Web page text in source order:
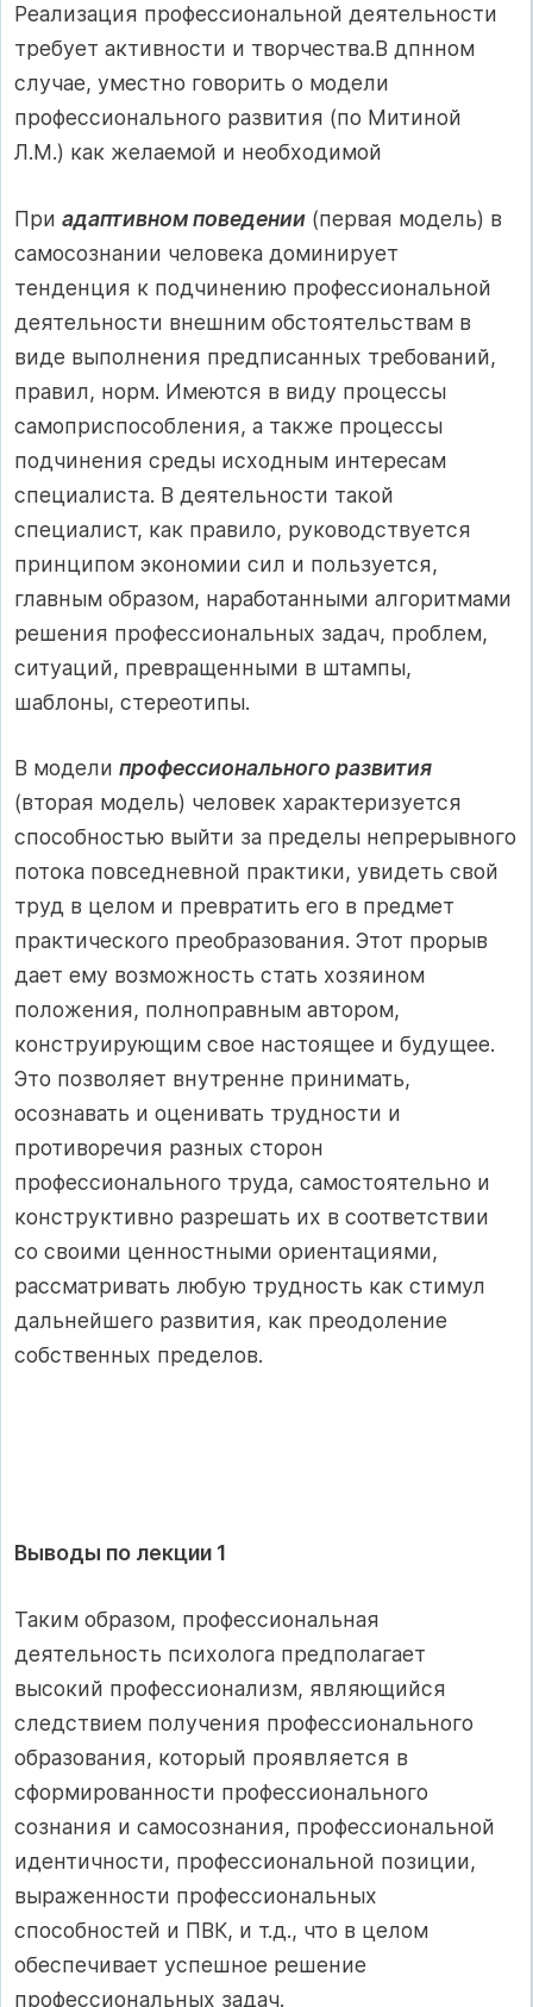
Реализация профессиональной деятельности
требует активности и творчества.В дпнном
случае, уместно говорить о модели
профессионального развития (по Митиной
Л.М.) как желаемой и необходимой
При адаптивном поведении (первая модель) в
самосознании человека доминирует
тенденция к подчинению профессиональной
деятельности внешним обстоятельствам в
виде выполнения предписанных требований,
правил, норм. Имеются в виду процессы
самоприспособления, а также процессы
подчинения среды исходным интересам
специалиста. В деятельности такой
специалист, как правило, руководствуется
принципом экономии сил и пользуется,
главным образом, наработанными алгоритмами
решения профессиональных задач, проблем,
ситуаций, превращенными в штампы,
шаблоны, стереотипы.
В модели профессионального развития
(вторая модель) человек характеризуется
способностью выйти за пределы непрерывного
потока повседневной практики, увидеть свой
труд в целом и превратить его в предмет
практического преобразования. Этот прорыв
дает ему возможность стать хозяином
положения, полноправным автором,
конструирующим свое настоящее и будущее.
Это позволяет внутренне принимать,
осознавать и оценивать трудности и
противоречия разных сторон
профессионального труда, самостоятельно и
конструктивно разрешать их в соответствии
со своими ценностными ориентациями,
рассматривать любую трудность как стимул
дальнейшего развития, как преодоление
собственных пределов.
Выводы по лекции 1
Таким образом, профессиональная
деятельность психолога предполагает
высокий профессионализм, являющийся
следствием получения профессионального
образования, который проявляется в
сформированности профессионального
сознания и самосознания, профессиональной
идентичности, профессиональной позиции,
выраженности профессиональных
способностей и ПВК, и т.д., что в целом
обеспечивает успешное решение
профессиональных задач.